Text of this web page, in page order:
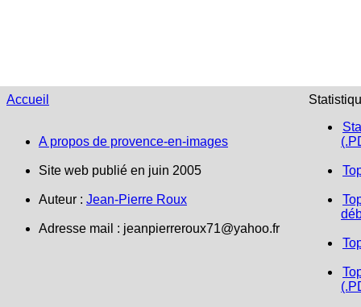
Accueil
A propos de provence-en-images
Site web publié en juin 2005
Auteur : Jean-Pierre Roux
Adresse mail : jeanpierreroux71@yahoo.fr